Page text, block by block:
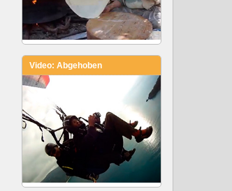
Video: Abgehoben